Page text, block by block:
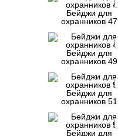
Бейджи для
охранников 47
Бейджи для
охранников 49
Бейджи для
охранников 51
Бейджи для